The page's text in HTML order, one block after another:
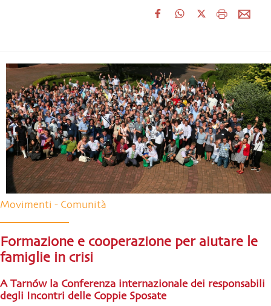
Movimenti - Comunità
Formazione e cooperazione per aiutare le
famiglie in crisi
A Tarnów la Conferenza internazionale dei responsabili
degli Incontri delle Coppie Sposate